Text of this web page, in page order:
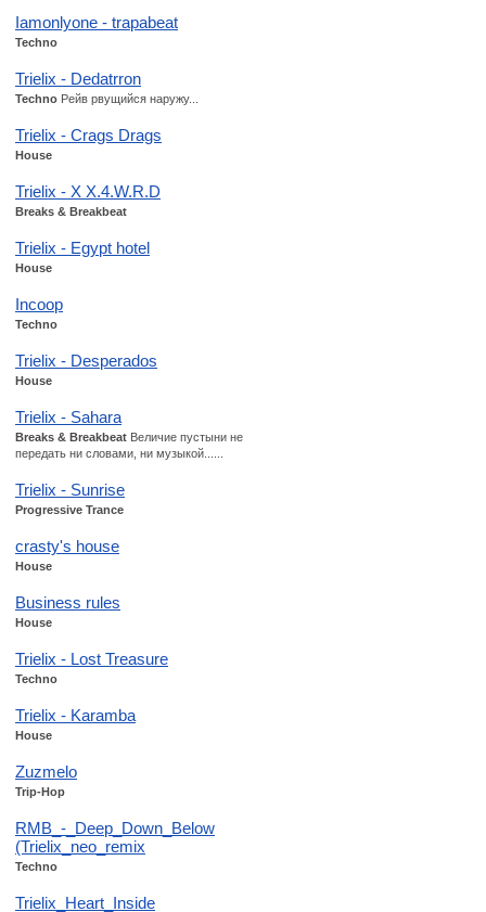
Iamonlyone - trapabeat
Techno
Trielix - Dedatrron
Techno Рейв рвущийся наружу...
Trielix - Crags Drags
House
Trielix - X X.4.W.R.D
Breaks & Breakbeat
Trielix - Egypt hotel
House
Incoop
Techno
Trielix - Desperados
House
Trielix - Sahara
Breaks & Breakbeat Величие пустыни не
передать ни словами, ни музыкой......
Trielix - Sunrise
Progressive Trance
crasty's house
House
Business rules
House
Trielix - Lost Treasure
Techno
Trielix - Karamba
House
Zuzmelo
Trip-Hop
RMB_-_Deep_Down_Below
(Trielix_neo_remix
Techno
Trielix_Heart_Inside